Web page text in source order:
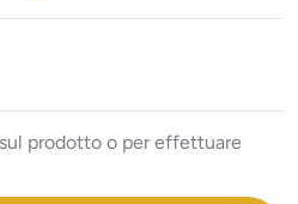
prodotto o per effettuare